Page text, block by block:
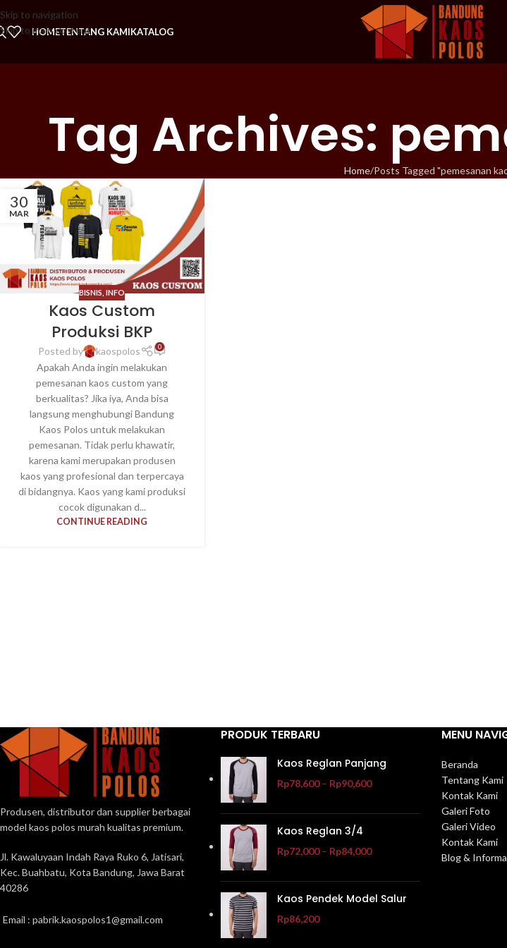
Skip to navigation
Skip to main content
HOMETENTANG KAMIKATALOG
Tag Archives:
Home Posts Tagged "pemesanan
30
MAR
BISNIS ,INFO
Kaos Custom
Produksi BKP
Posted by kaospolos 0
Apakah Anda ingin melakukan
pemesanan kaos custom yang
berkualitas? Jika iya, Anda bisa
langsung menghubungi Bandung
Kaos Polos untuk melakukan
pemesanan. Tidak perlu khawatir,
karena kami merupakan produsen
kaos yang profesional dan terpercaya
di bidangnya. Kaos yang kami produksi
cocok digunakan d...
CONTINUE READING
Produsen, distributor dan supplier berbagai
model kaos polos murah kualitas premium.
Jl. Kawaluyaan Indah Raya Ruko 6, Jatisari,
Kec. Buahbatu, Kota Bandung, Jawa Barat
40286
Email : pabrik.kaospolos1@gmail.com
PRODUK TERBARU
Kaos Reglan Panjang
Rp78,600 – Rp90,600
Kaos Reglan 3/4
Rp72,000 – Rp84,000
Kaos Pendek Model Salur
Rp86,200
MENU
Beranda
Tentang Kami
Kontak Kami
Galeri Foto
Galeri Video
Kontak Kami
Blog &